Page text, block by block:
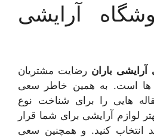
آرایشی
آرایشی باران رضایت مشتریان
ها است. به همین خاطر سعی
هایی را برای شناخت نوع
لوازم آرایشی برای شما قرار
انتخاب کنید. و همچنین سعی